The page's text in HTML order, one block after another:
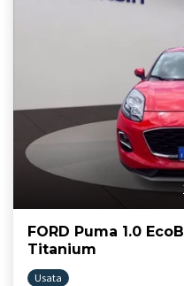
FORD Puma 1.0
Titanium
Usata